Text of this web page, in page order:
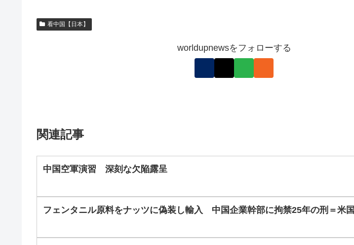
看中国【日本】
worldupnewsをフォローする
関連記事
中国空軍演習 深刻な欠陥露呈
フェンタニル原料をナッツに偽装し輸入 中国企業幹部に拘禁25年の刑＝米国